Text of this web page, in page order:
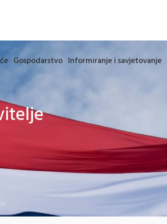
Gospodarstvo Informiranje i savjetovanje